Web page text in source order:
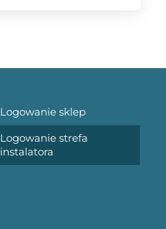
Logowanie sklep
Logowanie strefa
instalatora